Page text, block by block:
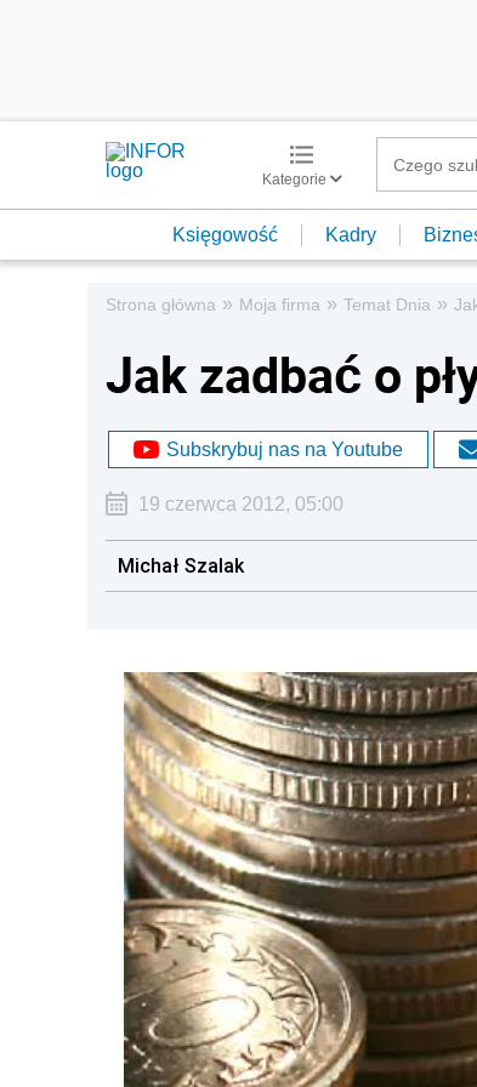
Kategorie
Księgowość Kadry
Strona główna » Moja firma » Temat Dnia »
Jak zadbać o
Subskrybuj nas na Youtube
19 czerwca 2012, 05:00
Michał Szalak